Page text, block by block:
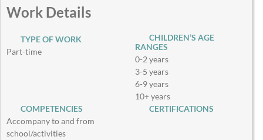
Work Details
TYPE OF WORK
Part-time
CHILDREN’S AGE
RANGES
0-2 years
3-5 years
6-9 years
10+ years
COMPETENCIES
Accompany to and from
school/activities
CERTIFICATIONS